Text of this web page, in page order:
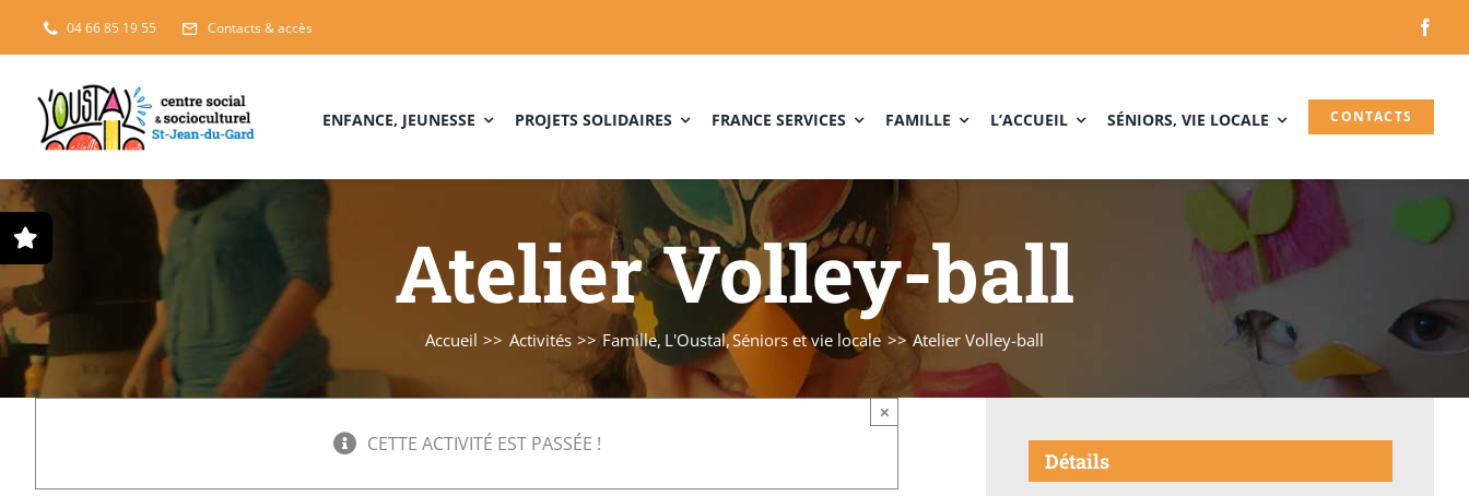
Passer
au
contenu
04 66 85 19 55 Contacts & accès
ENFANCE, JEUNESSE PROJETS SOLIDAIRES FRANCE SERVICES FAMILLE L’ACCUEIL SÉNIORS, VIE LOCALE CONTACTS
Atelier Volley-ball
Accueil Activités Famille L'Oustal Séniors et vie locale Atelier Volley-ball
CETTE ACTIVITÉ EST PASSÉE !
×
Détails